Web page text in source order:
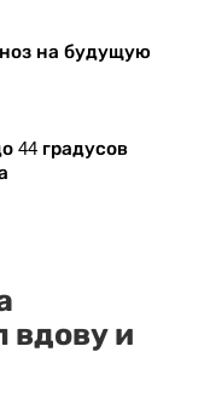
на будущую
44 градусов
вдову и